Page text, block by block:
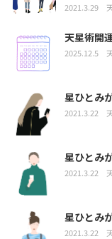
2021.3.29
天星術開
2025.12.5
星ひとみ
2021.3.22
星ひとみ
2021.3.22
星ひとみ
2021.3.22